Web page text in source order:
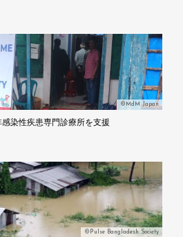
©MdM Japan
染性疾患専門診療所を支援
©Pulse Bangladesh Society